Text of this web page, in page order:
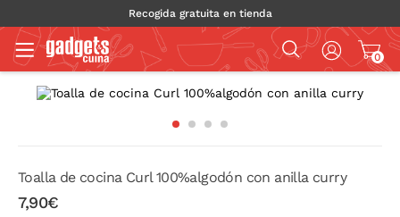
Recogida gratuita en tienda
0
Toalla de cocina Curl 100%algodón con anilla curry
7,90€